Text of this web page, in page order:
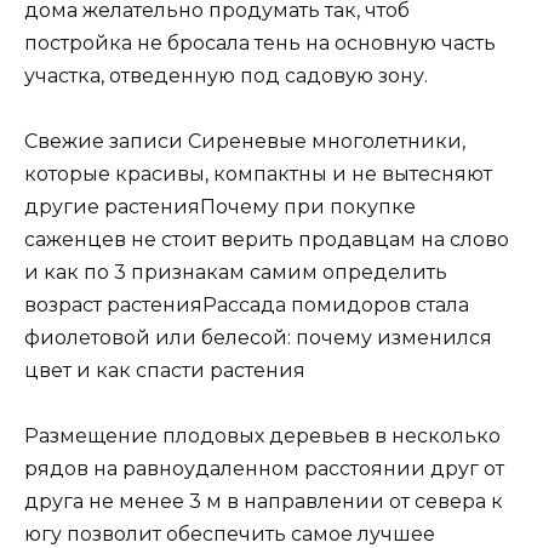
дома желательно продумать так, чтоб
постройка не бросала тень на основную часть
участка, отведенную под садовую зону.
Свежие записи Сиреневые многолетники,
которые красивы, компактны и не вытесняют
другие растенияПочему при покупке
саженцев не стоит верить продавцам на слово
и как по 3 признакам самим определить
возраст растенияРассада помидоров стала
фиолетовой или белесой: почему изменился
цвет и как спасти растения
Размещение плодовых деревьев в несколько
рядов на равноудаленном расстоянии друг от
друга не менее 3 м в направлении от севера к
югу позволит обеспечить самое лучшее